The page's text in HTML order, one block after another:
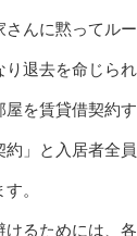
さんに黙ってル
退去を命じら
屋を賃貸借契約
約」と入居者全
。
けるためには、